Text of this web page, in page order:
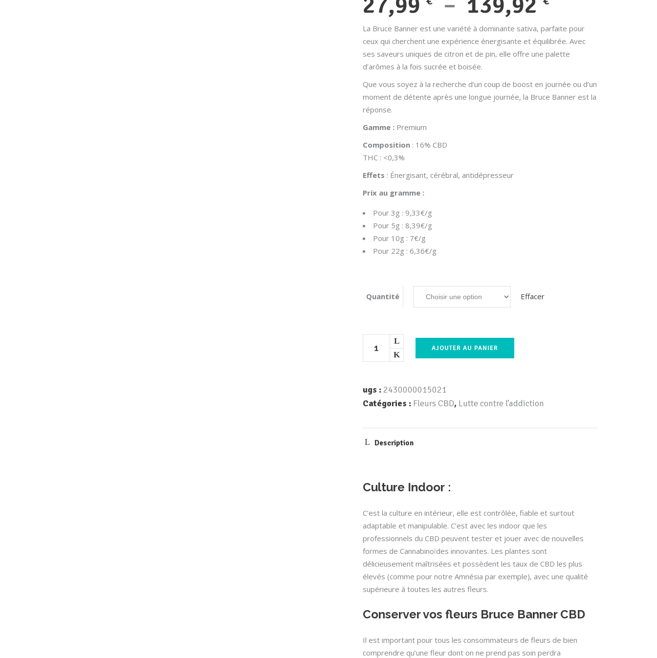
de
prix :
27,99 €
à
La Bruce Banner est une variété à dominante sativa, parfaite pour
ceux qui cherchent une expérience énergisante et équilibrée. Avec
ses saveurs uniques de citron et de pin, elle offre une palette
d’arômes à la fois sucrée et boisée.
Que vous soyez à la recherche d’un coup de boost en journée ou d’un
moment de détente après une longue journée, la Bruce Banner est la
réponse.
Gamme : Premium
Composition : 16% CBD
THC : <0,3%
Effets : Énergisant, cérébral, antidépresseur
Prix au gramme :
Pour 3g : 9,33€/g
Pour 5g : 8,39€/g
Pour 10g : 7€/g
Pour 22g : 6,36€/g
Quantité Effacer
AJOUTER AU PANIER
ugs : 2430000015021
Catégories : Fleurs CBD, Lutte contre l'addiction
Description
Culture Indoor :
C’est la culture en intérieur, elle est contrôlée, fiable et surtout
adaptable et manipulable. C’est avec les indoor que les
professionnels du CBD peuvent tester et jouer avec de nouvelles
formes de Cannabinoïdes innovantes. Les plantes sont
délicieusement maîtrisées et possèdent les taux de CBD les plus
élevés (comme pour notre Amnésia par exemple), avec une qualité
supérieure à toutes les autres fleurs.
Conserver vos fleurs Bruce Banner CBD
Il est important pour tous les consommateurs de fleurs de bien
comprendre qu’une fleur dont on ne prend pas soin perdra